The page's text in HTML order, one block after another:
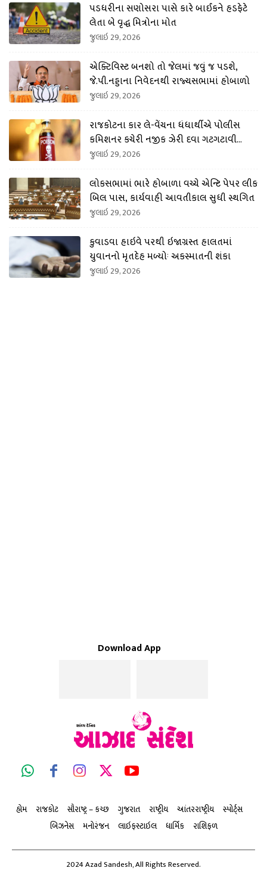
પડધરીના સણોસરા પાસે કારે બાઈકને હડફેટે
લેતા બે વૃદ્ધ મિત્રોના મોત
જુલાઇ 29, 2026
એક્ટિવિસ્ટ બનશો તો જેલમાં જવું જ પડશે,
જે.પી.નડ્ડાના નિવેદનથી રાજ્યસભામાં હોબાળો
જુલાઇ 29, 2026
રાજકોટના કાર લે-વેંચના ધંધાર્થીએ પોલીસ
કમિશનર કચેરી નજીક ઝેરી દવા ગટગટાવી
લીધી
જુલાઇ 29, 2026
લોકસભામાં ભારે હોબાળા વચ્ચે એન્ટિ પેપર લીક
બિલ પાસ, કાર્યવાહી આવતીકાલ સુધી સ્થગિત
જુલાઇ 29, 2026
કુવાડવા હાઇવે પરથી ઇજાગ્રસ્ત હાલતમાં
યુવાનનો મૃતદેહ મળ્યોઃ અકસ્માતની શંકા
જુલાઇ 29, 2026
Download App
હોમ રાજકોટ સૌરાષ્ટ્ર – કચ્છ ગુજરાત રાષ્ટ્રીય આંતરરાષ્ટ્રીય
સ્પોર્ટ્સ
બિઝનેસ
મનોરંજન લાઇફસ્ટાઇલ ધાર્મિક રાશિફળ
2024 Azad Sandesh, All Rights Reserved.